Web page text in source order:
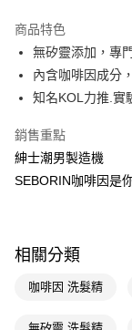
LINE Pay
Apple Pay
悠遊付
Google Pay
【關於「AFTEE先享後
便利好安心！
２．便利：只要手機
商品特色
無矽靈添加，專
內含咖啡因成分
知名KOL力推.實
銷售重點
紳士潮男製造機
SEBORIN咖啡因是
相關分類
咖啡因 洗髮精